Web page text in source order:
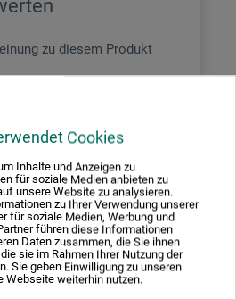
Cookies
Inhalte und Anzeigen zu
für soziale Medien anbieten zu
unsere Website zu analysieren.
zu Ihrer Verwendung unserer
für soziale Medien, Werbung und
führen diese Informationen
Daten zusammen, die Sie ihnen
sie im Rahmen Ihrer Nutzung der
Sie geben Einwilligung zu unseren
Webseite weiterhin nutzen.
zu diesem Produkt
5cm